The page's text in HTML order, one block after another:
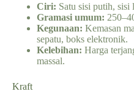
Ciri: Satu sisi putih, sisi
Gramasi umum:
Kegunaan: Kemasan
sepatu, boks elektronik.
Kelebihan: Harga
massal.
Kraft